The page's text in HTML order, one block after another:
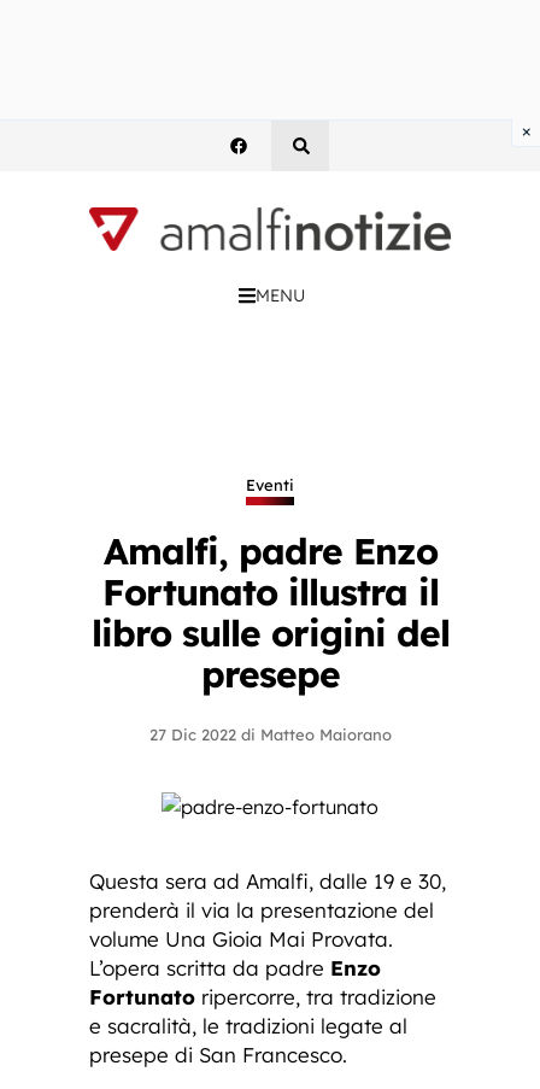
MENU
Eventi
Amalfi, padre Enzo
Fortunato illustra il
libro sulle origini del
presepe
27 Dic 2022 di Matteo Maiorano
Questa sera ad Amalfi, dalle 19 e 30,
prenderà il via la presentazione del
volume Una Gioia Mai Provata.
L’opera scritta da padre Enzo
Fortunato ripercorre, tra tradizione
e sacralità, le tradizioni legate al
presepe di San Francesco.
×